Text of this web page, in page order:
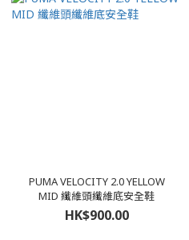
PUMA VELOCITY 2.0 YELLOW
MID 纖維頭纖維底安全鞋
HK$900.00